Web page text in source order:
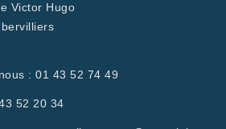
Victor Hugo
: 01 43 52 74 49
52 20 34